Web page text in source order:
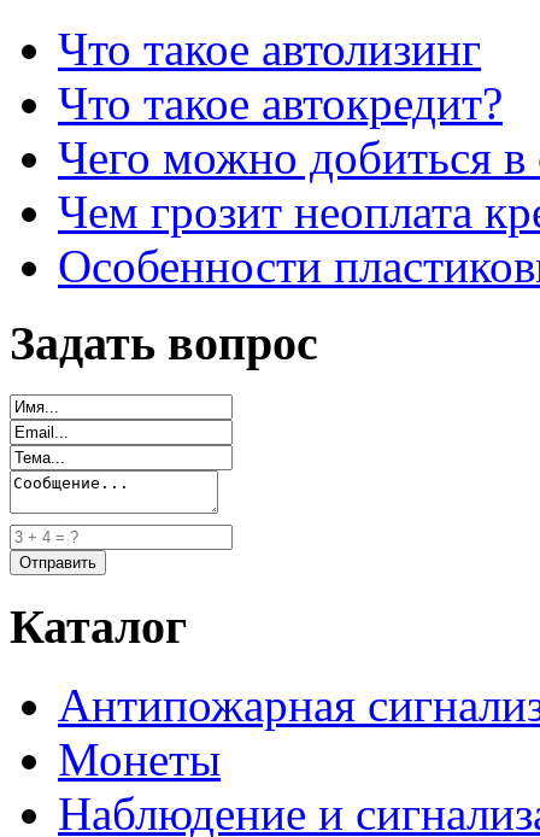
Что такое автолизинг
Что такое автокредит?
Чего можно добиться в
Чем грозит неоплата
Особенности
Задать вопрос
Каталог
Антипожарная
Монеты
Наблюдение и